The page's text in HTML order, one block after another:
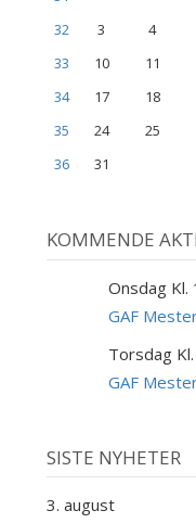
32
3 4
33
10 11
34
17 18
35
24 25
36
31
KOMMENDE
Onsdag Kl.
GAF
Torsdag
GAF
SISTE NYHETER
3. august